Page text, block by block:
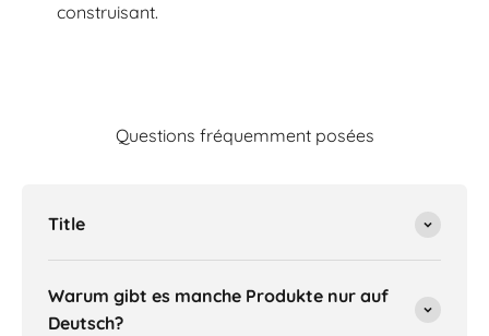
construisant.
Questions fréquemment posées
Title
Warum gibt es manche Produkte nur auf
Deutsch?